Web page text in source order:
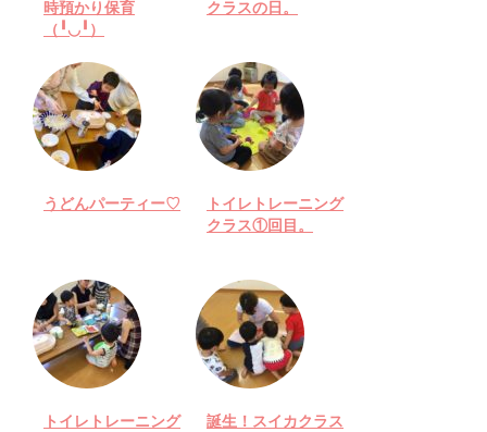
時預かり保育
（╹◡╹）
クラスの日。
うどんパーティー♡
トイレトレーニング
クラス①回目。
トイレトレーニング
誕生！スイカクラス